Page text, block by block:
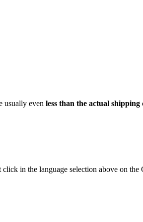
usually even less than the actual shipping
in the language selection above on